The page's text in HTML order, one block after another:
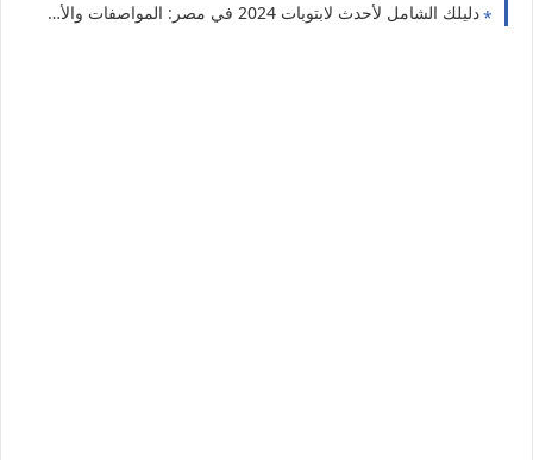
دليلك الشامل لأحدث لابتوبات 2024 في مصر: المواصفات والأسعار لكل الاحتياجات